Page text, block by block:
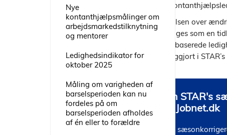
Nye
kontanthjælpsmålinger om
arbejdsmarkedstilknytning
og mentorer
Ledighedsindikator for
oktober 2025
Måling om varigheden af
barselsperioden kan nu
fordeles på om
barselsperioden afholdes
af én eller to forældre
antal
Opgørelsen over
kan bruges som en
registerbaserede
offentliggjort i
Om STAR's
på Jobnet.dk
Den